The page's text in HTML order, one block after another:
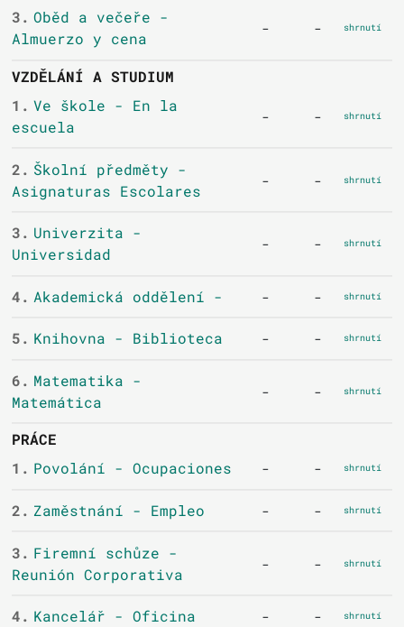
3. Oběd a večeře -
Almuerzo y cena
- - shrnutí
VZDĚLÁNÍ A STUDIUM
1. Ve škole - En la
escuela
- - shrnutí
2. Školní předměty -
Asignaturas Escolares
- - shrnutí
3. Univerzita -
Universidad
- - shrnutí
4. Akademická oddělení - - - shrnutí
5. Knihovna - Biblioteca - - shrnutí
6. Matematika -
Matemática
- - shrnutí
PRÁCE
1. Povolání - Ocupaciones - - shrnutí
2. Zaměstnání - Empleo - - shrnutí
3. Firemní schůze -
Reunión Corporativa
- - shrnutí
4. Kancelář - Oficina - - shrnutí